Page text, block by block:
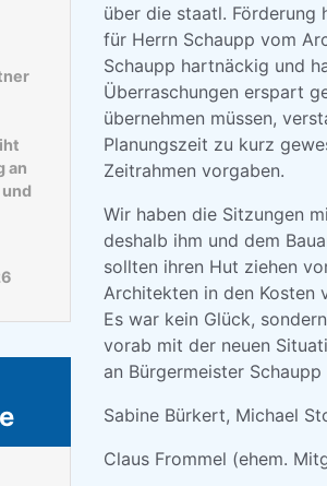
über die staatl. Förderung
für Herrn Schaupp vom
Schaupp hartnäckig und
Überraschungen erspart
übernehmen müssen,
Planungszeit zu kurz
Zeitrahmen vorgaben.
Wir haben die Sitzungen
deshalb ihm und dem
sollten ihren Hut ziehen
Architekten in den Kosten
Es war kein Glück,
vorab mit der neuen
an Bürgermeister Schaupp
Sabine Bürkert, Michael
Claus Frommel (ehem.
an